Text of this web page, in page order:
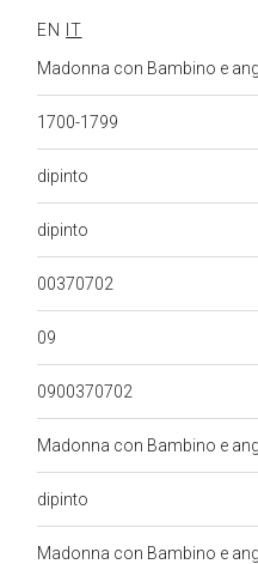
EN
IT
Madonna con Bambino e
1700-1799
dipinto
dipinto
00370702
09
0900370702
Madonna con Bambino e
dipinto
Madonna con Bambino e